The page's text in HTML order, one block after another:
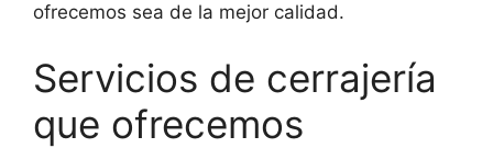
ofrecemos sea de la mejor calidad.
Servicios de cerrajería
que ofrecemos